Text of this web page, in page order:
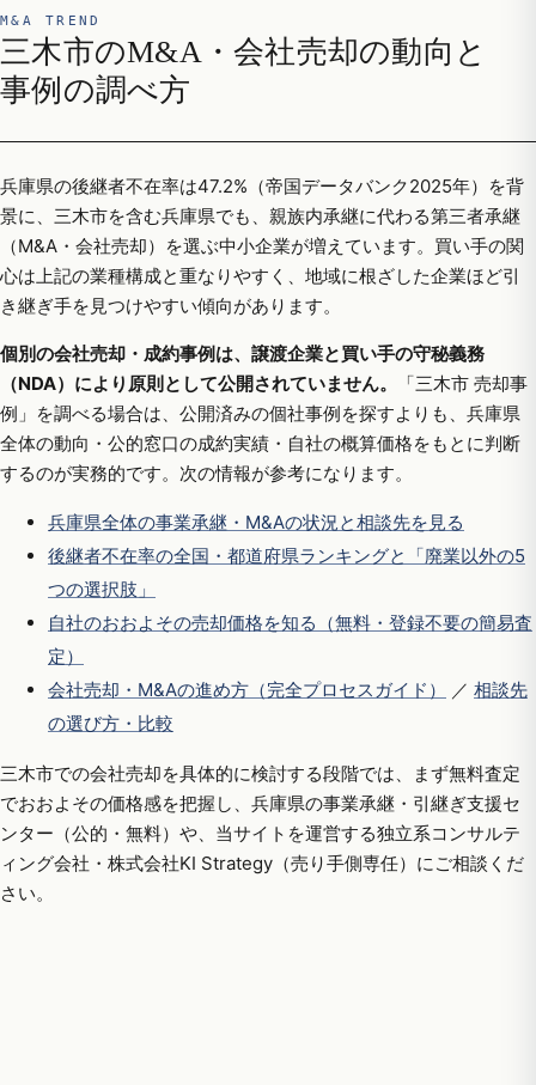
M&A TREND
三木市のM&A・会社売却の動向と
事例の調べ方
兵庫県の後継者不在率は47.2%（帝国データバンク2025年）を背
景に、三木市を含む兵庫県でも、親族内承継に代わる第三者承継
（M&A・会社売却）を選ぶ中小企業が増えています。買い手の関
心は上記の業種構成と重なりやすく、地域に根ざした企業ほど引
き継ぎ手を見つけやすい傾向があります。
個別の会社売却・成約事例は、譲渡企業と買い手の守秘義務
（NDA）により原則として公開されていません。
「三木市 売却事
例」を調べる場合は、公開済みの個社事例を探すよりも、兵庫県
全体の動向・公的窓口の成約実績・自社の概算価格をもとに判断
するのが実務的です。次の情報が参考になります。
兵庫県全体の事業承継・M&Aの状況と相談先を見る
後継者不在率の全国・都道府県ランキングと「廃業以外の5
つの選択肢」
自社のおおよその売却価格を知る（無料・登録不要の簡易査
定）
会社売却・M&Aの進め方（完全プロセスガイド）
／ 相談先
の選び方・比較
三木市での会社売却を具体的に検討する段階では、まず無料査定
でおおよその価格感を把握し、兵庫県の事業承継・引継ぎ支援セ
ンター（公的・無料）や、当サイトを運営する独立系コンサルテ
ィング会社・株式会社KI Strategy（売り手側専任）にご相談くだ
さい。